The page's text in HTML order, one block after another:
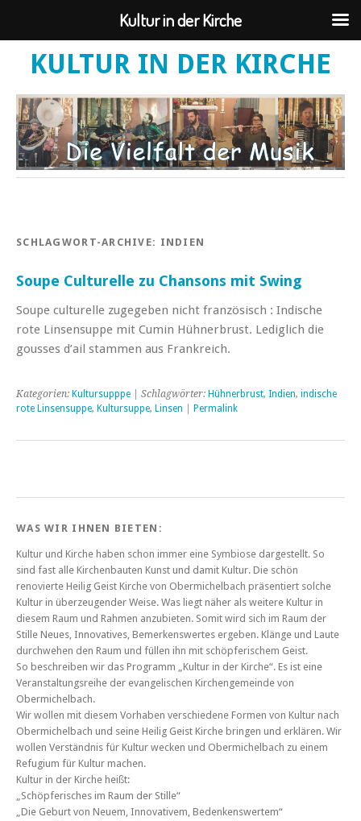
KULTUR IN DER KIRCHE
SCHLAGWORT-ARCHIVE: INDIEN
Soupe Culturelle zu Chansons mit Swing
Soupe culturelle zugegeben nicht französisch : Indische
rote Linsensuppe mit Cumin Hühnerbrust. Lediglich die
gousses d’ail stammen aus Frankreich.
Kategorien: Kultursupppe | Schlagwörter: Hühnerbrust, Indien, indische
rote Linsensuppe, Kultursuppe, Linsen Permalink
WAS WIR IHNEN BIETEN:
Kultur und Kirche haben schon immer eine Symbiose dargestellt. So
sind fast alle Kirchenbauten Kunst und damit Kultur. Die schön
renovierte Heilig Geist Kirche von Obermichelbach präsentiert solche
Kultur in überzeugender Weise. Was liegt näher als weitere Kultur in
diesem Raum und Rahmen anzubieten. Somit wird sich im Raum der
Stille Neues, Innovatives, Bemerkenswertes ergeben. Klänge und Laute
durchwehen den Raum und füllen ihn mit schöpferischem Geist.
So beschreiben wir das Programm „Kultur in der Kirche“. Es ist eine
Veranstaltungsreihe der evangelischen Kirchengemeinde von
Obermichelbach.
Wir wollen mit diesem Vorhaben verschiedene Formen von Kultur nach
Obermichelbach und seine Heilig Geist Kirche bringen und erklären. Wir
wollen Verständnis für Kultur wecken und Obermichelbach zu einem
Refugium für Kultur machen.
Kultur in der Kirche heißt:
„Schöpferisches im Raum der Stille“
„Die Geburt von Neuem, Innovativem, Bedenkenswertem“
Kultur in der Kirche